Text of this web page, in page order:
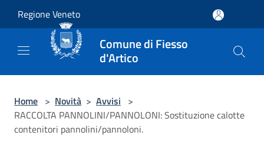
Regione Veneto
Comune di Fiesso
d'Artico
Home > Novità > Avvisi >
RACCOLTA PANNOLINI/PANNOLONI: Sostituzione calotte
contenitori pannolini/pannoloni.